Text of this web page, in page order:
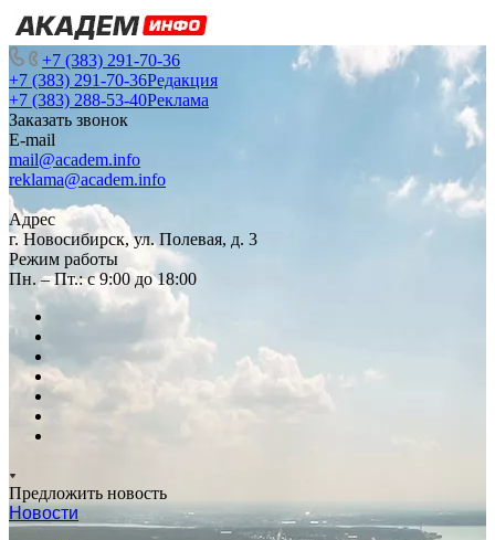
+7 (383) 291-70-36
+7 (383) 291-70-36Редакция
+7 (383) 288-53-40Реклама
Заказать звонок
E-mail
mail@academ.info
reklama@academ.info
Адрес
г. Новосибирск, ул. Полевая, д. 3
Режим работы
Пн. – Пт.: с 9:00 до 18:00
Предложить новость
Новости